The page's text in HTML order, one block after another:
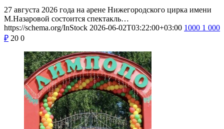
27 августа 2026 года на арене Нижегородского цирка имени
М.Назаровой состоится спектакль…
https://schema.org/InStock 2026-06-02T03:22:00+03:00 1000 1 000
₽ 20 0